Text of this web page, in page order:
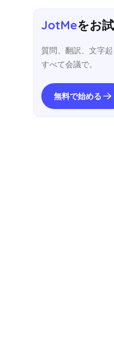
JotMeをお
質問、翻訳、文字
すべて会議で。
無料で始める